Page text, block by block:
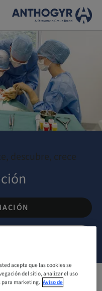
descubre, crece
acepta que las cookies se
del sitio, analizar el uso
para marketing. Aviso de